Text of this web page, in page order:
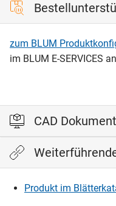
zum BLUM
im BLUM E-SERVICES
CAD
Bitte einloggen, um die
herunterladen zu
Produkt im